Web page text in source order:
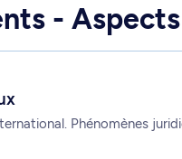
-
Phénomènes